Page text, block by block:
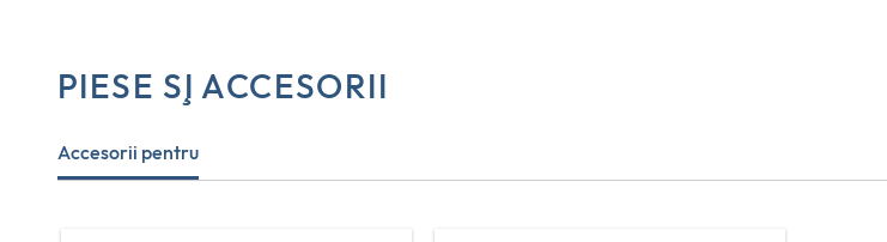
PIESE ŞI ACCESORII
Accesorii pentru